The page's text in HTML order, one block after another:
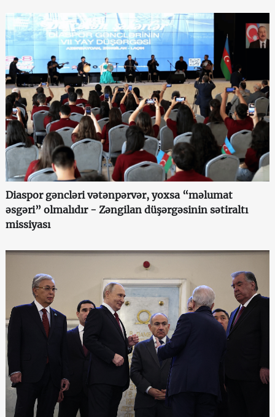
Diaspor gəncləri vətənpərvər, yoxsa “məlumat
əsgəri” olmalıdır - Zəngilan düşərgəsinin sətiraltı
missiyası